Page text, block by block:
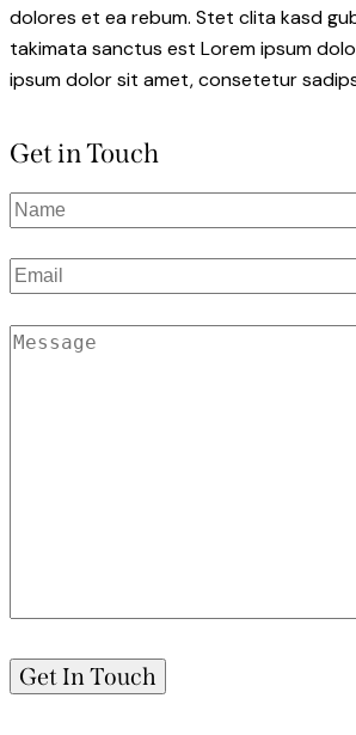
dolores et ea rebum. Stet clita kasd
takimata sanctus est Lorem ipsum
ipsum dolor sit amet, consetetur
Get in Touch